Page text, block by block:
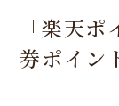
「楽天
券ポイン